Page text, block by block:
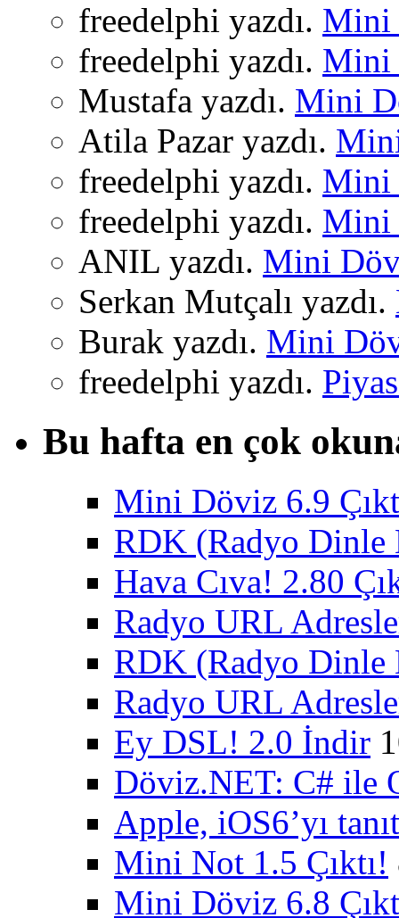
freedelphi yazdı. Mini
freedelphi yazdı. Mini
Mustafa yazdı. Mini
Atila Pazar yazdı.
freedelphi yazdı. Mini
freedelphi yazdı. Mini
ANIL yazdı. Mini
Serkan Mutçalı yazdı.
Burak yazdı. Mini
freedelphi yazdı.
Bu hafta en çok
Mini Döviz 6.9
RDK (Radyo Dinle
Hava Cıva! 2.80
Radyo URL
RDK (Radyo Dinle
Radyo URL
Ey DSL! 2.0 İndir
Döviz.NET: C# ile
Apple, iOS6’yı
Mini Not 1.5 Çıktı!
Mini Döviz 6.8